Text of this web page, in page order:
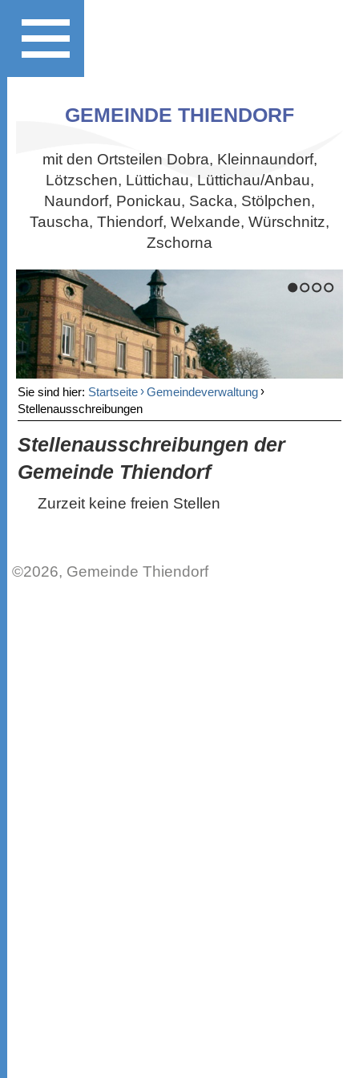
GEMEINDE THIENDORF
mit den Ortsteilen Dobra, Kleinnaundorf,
Lötzschen, Lüttichau, Lüttichau/Anbau,
Naundorf, Ponickau, Sacka, Stölpchen,
Tauscha, Thiendorf, Welxande, Würschnitz,
Zschorna
Sie sind hier: Startseite›Gemeindeverwaltung›
Stellenausschreibungen
Stellenausschreibungen der
Gemeinde Thiendorf
Zurzeit keine freien Stellen
©2026, Gemeinde Thiendorf